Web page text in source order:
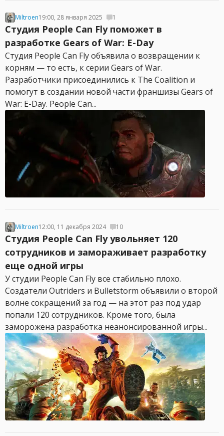
Miltroen19:00, 28 января 2025 1
Студия People Can Fly поможет в
разработке Gears of War: E-Day
Студия People Can Fly объявила о возвращении к
корням — то есть, к серии Gears of War.
Разработчики присоединились к The Coalition и
помогут в создании новой части франшизы Gears of
War: E-Day. People Can...
Miltroen12:00, 11 декабря 2024 10
Студия People Can Fly увольняет 120
сотрудников и замораживает разработку
еще одной игры
У студии People Can Fly все стабильно плохо.
Создатели Outriders и Bulletstorm объявили о второй
волне сокращений за год — на этот раз под удар
попали 120 сотрудников. Кроме того, была
заморожена разработка неанонсированной игры...